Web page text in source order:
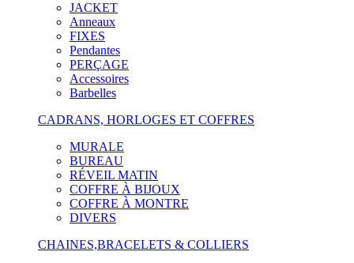
JACKET
Anneaux
FIXES
Pendantes
PERÇAGE
Accessoires
Barbelles
CADRANS, HORLOGES ET COFFRES
MURALE
BUREAU
RÉVEIL MATIN
COFFRE À BIJOUX
COFFRE À MONTRE
DIVERS
CHAINES,BRACELETS & COLLIERS